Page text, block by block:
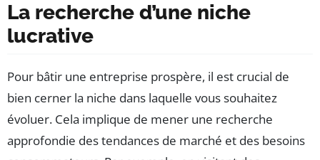
La recherche d’une niche
lucrative
Pour bâtir une entreprise prospère, il est crucial de
bien cerner la niche dans laquelle vous souhaitez
évoluer. Cela implique de mener une recherche
approfondie des tendances de marché et des besoins